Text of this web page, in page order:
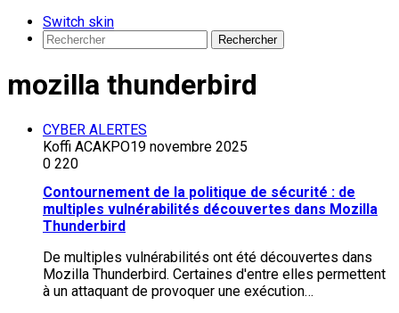
Switch skin
Rechercher
mozilla thunderbird
CYBER ALERTES
Koffi ACAKPO19 novembre 2025
0 220
Contournement de la politique de sécurité : de
multiples vulnérabilités découvertes dans Mozilla
Thunderbird
De multiples vulnérabilités ont été découvertes dans
Mozilla Thunderbird. Certaines d'entre elles permettent
à un attaquant de provoquer une exécution…